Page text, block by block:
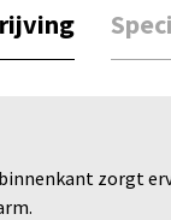
zorgt